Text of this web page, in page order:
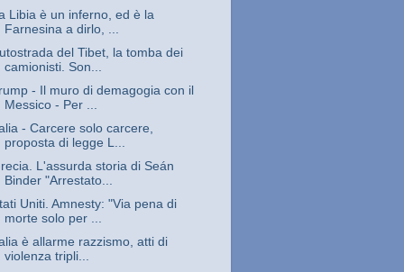
Libia è un inferno, ed è la
Farnesina a dirlo, ...
del Tibet, la tomba dei
camionisti. Son...
- Il muro di demagogia con il
Messico - Per ...
- Carcere solo carcere,
proposta di legge L...
L'assurda storia di Seán
Binder "Arrestato...
Uniti. Amnesty: "Via pena di
morte solo per ...
è allarme razzismo, atti di
violenza tripli...